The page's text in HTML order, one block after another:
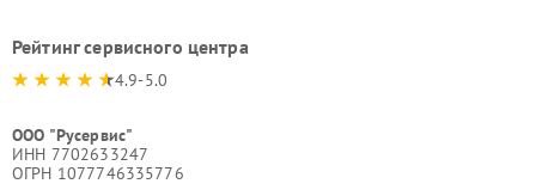
Рейтинг сервисного центра
4.9-5.0
ООО "Русервис"
ИНН 7702633247
ОГРН 1077746335776